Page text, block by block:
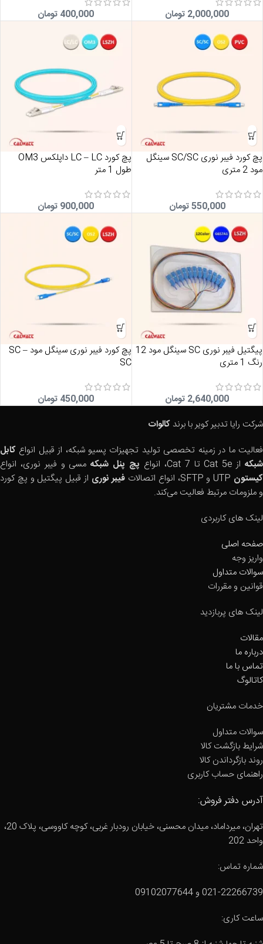
2,000,000 تومان 400,000 تومان
پچ کورد فیبر نوری SC/SC سینگل
مود 2 متری
550,000تومان
پچ کورد LC – LC داپلکس OM3
طول 1 متر
900,000 تومان
پیگتیل فیبر نوری SC سینگل مود 12
رنگ 1 متری
2,640,000 تومان
پچ کورد فیبر نوری سینگل مود SC –
SC
450,000 تومان
شرکت رایا تدبیر کویر با برند کالوات
فعالیت ما در زمینه تخصصی تولید تجهیزات پسیو شبکه، از قبیل انواع کابل
شبکهاز Cat 5e تا Cat 7، انواع پچ پنل شبکهمسی و فیبر نوری، انواع
کیستون
فیبر نوری از قبیل پیگتیل و پچ کورد
و ملزومات مرتبط فعالیت می‌کند.
لینک های کاربردی
صفحه اصلی
واریز وجه
سوالات متداول
قوانین و مقررات
لینک های پربازدید
مقالات
درباره ما
تماس با ما
کاتالوگ
خدمات مشتریان
سوالات متداول
شرایط بازگشت کالا
روند بازگرداندن کالا
راهنمای حساب کاربری
آدرس دفتر فروش:
تهران، میرداماد، میدان محسنی، خیابان رودبار غربی، کوچه کاووسی، پلاک 20،
واحد 202
شماره تماس:
021-22266739 و 09102077644
ساعت کاری: